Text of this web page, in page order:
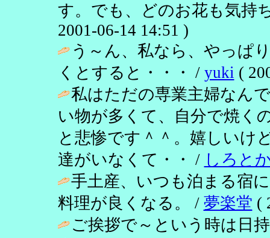
す。でも、どのお花も気持
2001-06-14 14:51 )
う～ん、私なら、やっぱ
くとすると・・・ / yuki (
私はただの専業主婦なん
い物が多くて、自分で焼く
と悲惨です＾＾。嬉しいけ
達がいなくて・・ / しろと
手土産、いつも泊まる宿
料理が良くなる。 / 夢楽堂 (
ご挨拶で～という時は日